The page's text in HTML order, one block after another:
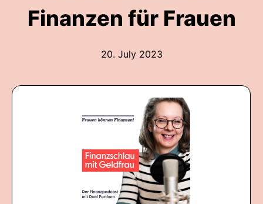
Finanzen für Frauen
20. July 2023